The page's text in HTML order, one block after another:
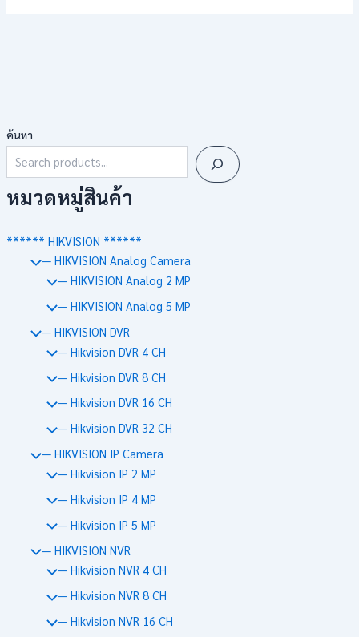
ค้นหา
หมวดหมู่สินค้า
****** HIKVISION ******
— HIKVISION Analog Camera
— HIKVISION Analog 2 MP
— HIKVISION Analog 5 MP
— HIKVISION DVR
— Hikvision DVR 4 CH
— Hikvision DVR 8 CH
— Hikvision DVR 16 CH
— Hikvision DVR 32 CH
— HIKVISION IP Camera
— Hikvision IP 2 MP
— Hikvision IP 4 MP
— Hikvision IP 5 MP
— HIKVISION NVR
— Hikvision NVR 4 CH
— Hikvision NVR 8 CH
— Hikvision NVR 16 CH